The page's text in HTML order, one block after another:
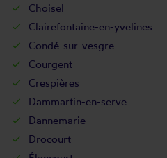
Choisel
Clairefontaine-en-yvelines
Condé-sur-vesgre
Courgent
Crespières
Dammartin-en-serve
Dannemarie
Drocourt